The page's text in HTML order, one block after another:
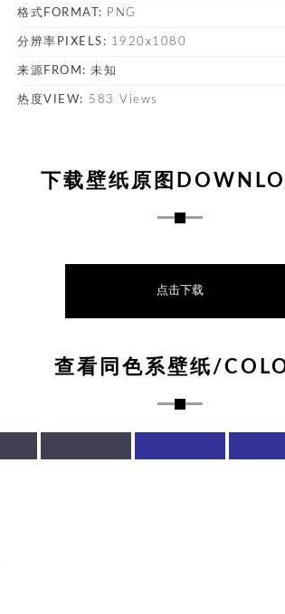
格式FORMAT: PNG
分辨率PIXELS: 1920x1080
来源FROM: 未知
热度VIEW: 583 Views
下载壁纸原图
点击下载
查看同色系壁纸/